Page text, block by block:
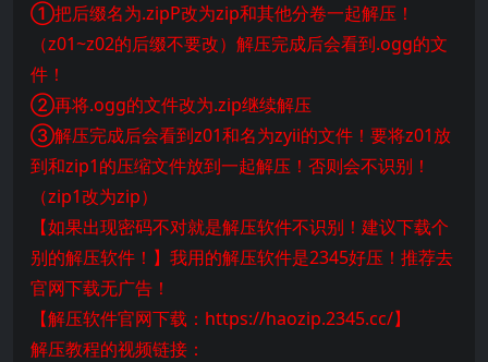
①把后缀名为.zipP改为zip和其他分卷一起解压！
（z01~z02的后缀不要改）解压完成后会看到.ogg的文
件！
②再将.ogg的文件改为.zip继续解压
③解压完成后会看到z01和名为zyii的文件！要将z01放
到和zip1的压缩文件放到一起解压！否则会不识别！
（zip1改为zip）
【如果出现密码不对就是解压软件不识别！建议下载个
别的解压软件！】我用的解压软件是2345好压！推荐去
官网下载无广告！
【解压软件官网下载：https://haozip.2345.cc/】
解压教程的视频链接：